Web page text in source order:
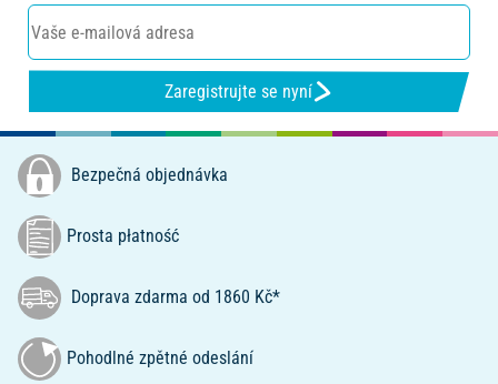
Zaregistrujte se nyní
Bezpečná objednávka
Prosta płatność
Doprava zdarma od 1860 Kč*
Pohodlné zpětné odeslání